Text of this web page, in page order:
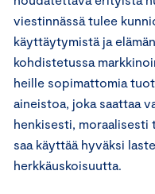
viestinnässä tulee
käyttäytymistä ja
kohdistetussa
heille sopimattomia
aineistoa, joka saattaa
henkisesti, moraalisesti
saa käyttää hyväksi
herkkäuskoisuutta.